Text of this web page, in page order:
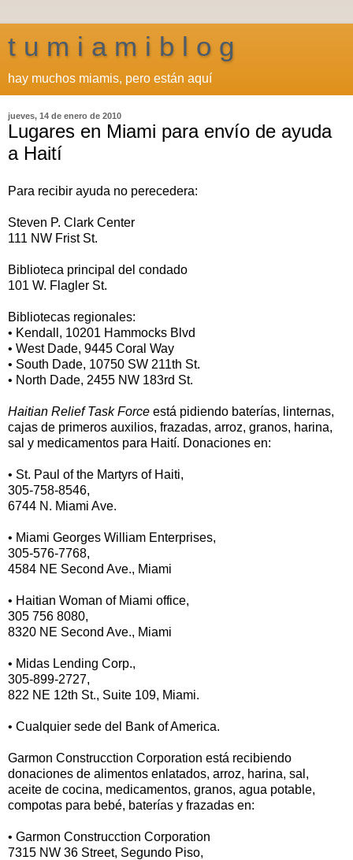
t u m i a m i b l o g
hay muchos miamis, pero están aquí
jueves, 14 de enero de 2010
Lugares en Miami para envío de ayuda
a Haití
Para recibir ayuda no perecedera:
Steven P. Clark Center
111 NW Frist St.
Biblioteca principal del condado
101 W. Flagler St.
Bibliotecas regionales:
• Kendall, 10201 Hammocks Blvd
• West Dade, 9445 Coral Way
• South Dade, 10750 SW 211th St.
• North Dade, 2455 NW 183rd St.
Haitian Relief Task Force está pidiendo baterías, linternas,
cajas de primeros auxilios, frazadas, arroz, granos, harina,
sal y medicamentos para Haití. Donaciones en:
• St. Paul of the Martyrs of Haiti,
305-758-8546,
6744 N. Miami Ave.
• Miami Georges William Enterprises,
305-576-7768,
4584 NE Second Ave., Miami
• Haitian Woman of Miami office,
305 756 8080,
8320 NE Second Ave., Miami
• Midas Lending Corp.,
305-899-2727,
822 NE 12th St., Suite 109, Miami.
• Cualquier sede del Bank of America.
Garmon Construcction Corporation está recibiendo
donaciones de alimentos enlatados, arroz, harina, sal,
aceite de cocina, medicamentos, granos, agua potable,
compotas para bebé, baterías y frazadas en:
• Garmon Construcction Corporation
7315 NW 36 Street, Segundo Piso,